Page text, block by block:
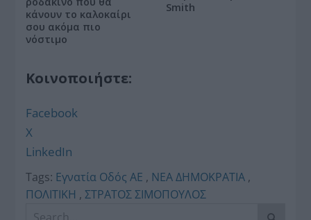
κάνουν το καλοκαίρι
σου ακόμα πιο
νόστιμο
Smith
Κοινοποιήστε:
Facebook
X
LinkedIn
Tags: Εγνατία Οδός ΑΕ , ΝΕΑ ΔΗΜΟΚΡΑΤΙΑ ,
ΠΟΛΙΤΙΚΗ ,ΣΤΡΑΤΟΣ ΣΙΜΟΠΟΥΛΟΣ